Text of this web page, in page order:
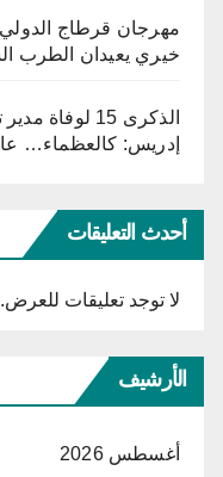
خيري يعيدان الطرب
الذكرى 15
إدريس: كالعظماء…
أحدث التعليقات
لا توجد تعليقات للعرض.
الأرشيف
أغسطس 2026